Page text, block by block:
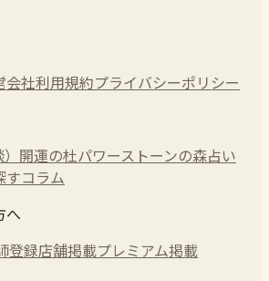
会社利用規約プライバシーポリシー
開運の杜パワーストーンの森占い
すコラム
へ
登録店舗掲載プレミアム掲載